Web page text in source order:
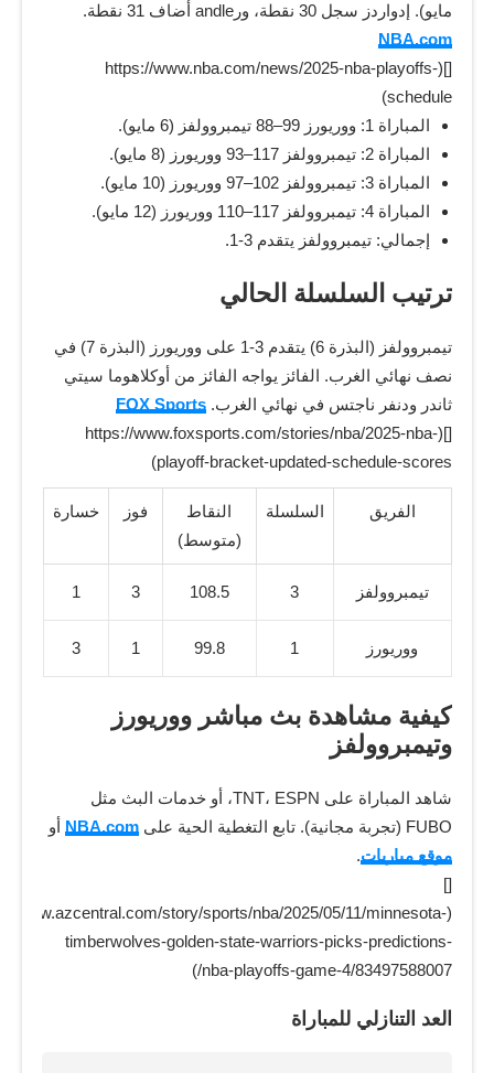
مايو). إدواردز سجل 30 نقطة، ورandle أضاف 31 نقطة.
NBA.com
[](https://www.nba.com/news/2025-nba-playoffs-
schedule)
المباراة 1: ووريورز 99–88 تيمبروولفز (6 مايو).
المباراة 2: تيمبروولفز 117–93 ووريورز (8 مايو).
المباراة 3: تيمبروولفز 102–97 ووريورز (10 مايو).
المباراة 4: تيمبروولفز 117–110 ووريورز (12 مايو).
إجمالي: تيمبروولفز يتقدم 3-1.
ترتيب السلسلة الحالي
تيمبروولفز (البذرة 6) يتقدم 3-1 على ووريورز (البذرة 7) في
نصف نهائي الغرب. الفائز يواجه الفائز من أوكلاهوما سيتي
ثاندر ودنفر ناجتس في نهائي الغرب.FOX Sports
[](https://www.foxsports.com/stories/nba/2025-nba-
playoff-bracket-updated-schedule-scores)
الفريق السلسلة
النقاط
(متوسط)
فوز خسارة
تيمبروولفز 3
108.5
3
1
ووريورز 1
99.8
1
3
كيفية مشاهدة بث مباشر ووريورز
وتيمبروولفز
شاهد المباراة على TNT، ESPN، أو خدمات البث مثل
FUBO (تجربة مجانية). تابع التغطية الحية على
NBA.com أو
موقع مباريات.
[]
www.azcentral.com/story/sports/nba/2025/05/11/minnesota-
timberwolves-golden-state-warriors-picks-predictions-
nba-playoffs-game-4/83497588007/)
العد التنازلي للمباراة